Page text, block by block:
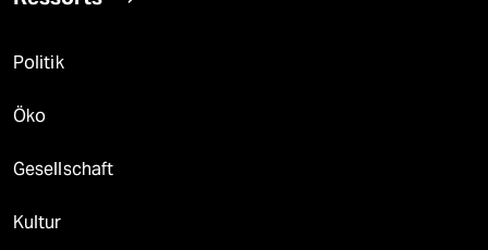
Politik
Öko
Gesellschaft
Kultur